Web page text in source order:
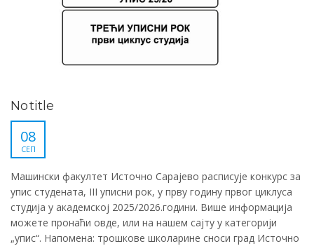
No title
08
СЕП
Машински факултет Источно Сарајево расписује конкурс за
упис студената, III уписни рок, у прву годину првог циклуса
студија у академској 2025/2026.години. Више информација
можете пронаћи овде, или на нашем сајту у категорији
„упис“. Напомена: трошкове школарине сноси град Источно